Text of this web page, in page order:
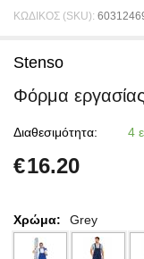
ΚΩΔΙΚΟΣ (SKU):
Stenso
Φόρμα
Διαθεσιμότητα: 4
€16.20
Χρώμα: Grey